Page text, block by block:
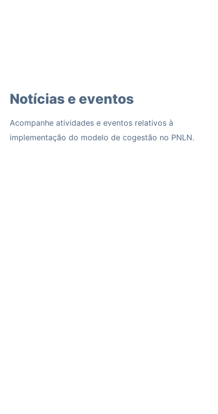
Notícias e eventos
Acompanhe atividades e eventos relativos à
implementação do modelo de cogestão no PNLN.